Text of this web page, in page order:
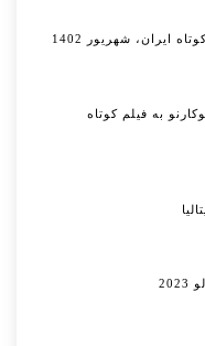
ایران، شهریور 1402
به فیلم کوتاه